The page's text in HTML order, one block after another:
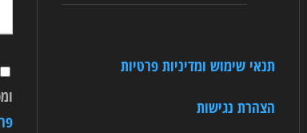
תנאי שימוש ומדיניות פרטיות
הצהרת נגישות